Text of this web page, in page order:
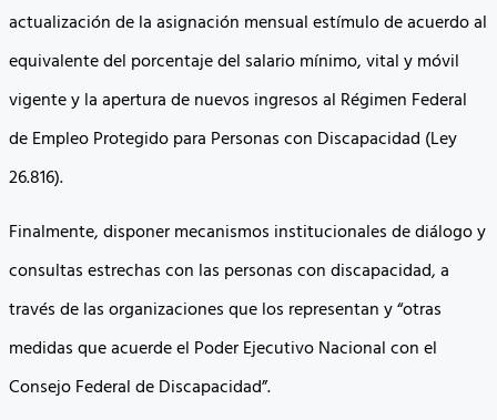
actualización de la asignación mensual estímulo de acuerdo al
equivalente del porcentaje del salario mínimo, vital y móvil
vigente y la apertura de nuevos ingresos al Régimen Federal
de Empleo Protegido para Personas con Discapacidad (Ley
26.816).
Finalmente, disponer mecanismos institucionales de diálogo y
consultas estrechas con las personas con discapacidad, a
través de las organizaciones que los representan y “otras
medidas que acuerde el Poder Ejecutivo Nacional con el
Consejo Federal de Discapacidad”.